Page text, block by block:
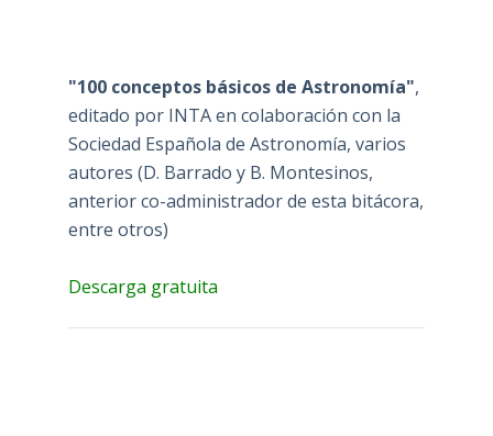
"100 conceptos básicos de Astronomía",
editado por INTA en colaboración con la
Sociedad Española de Astronomía, varios
autores (D. Barrado y B. Montesinos,
anterior co-administrador de esta bitácora,
entre otros)
Descarga gratuita